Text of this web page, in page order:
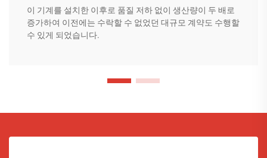
이 기계를 설치한 이후로 품질 저하 없이 생산량이 두 배로
증가하여 이전에는 수락할 수 없었던 대규모 계약도 수행할
수 있게 되었습니다.